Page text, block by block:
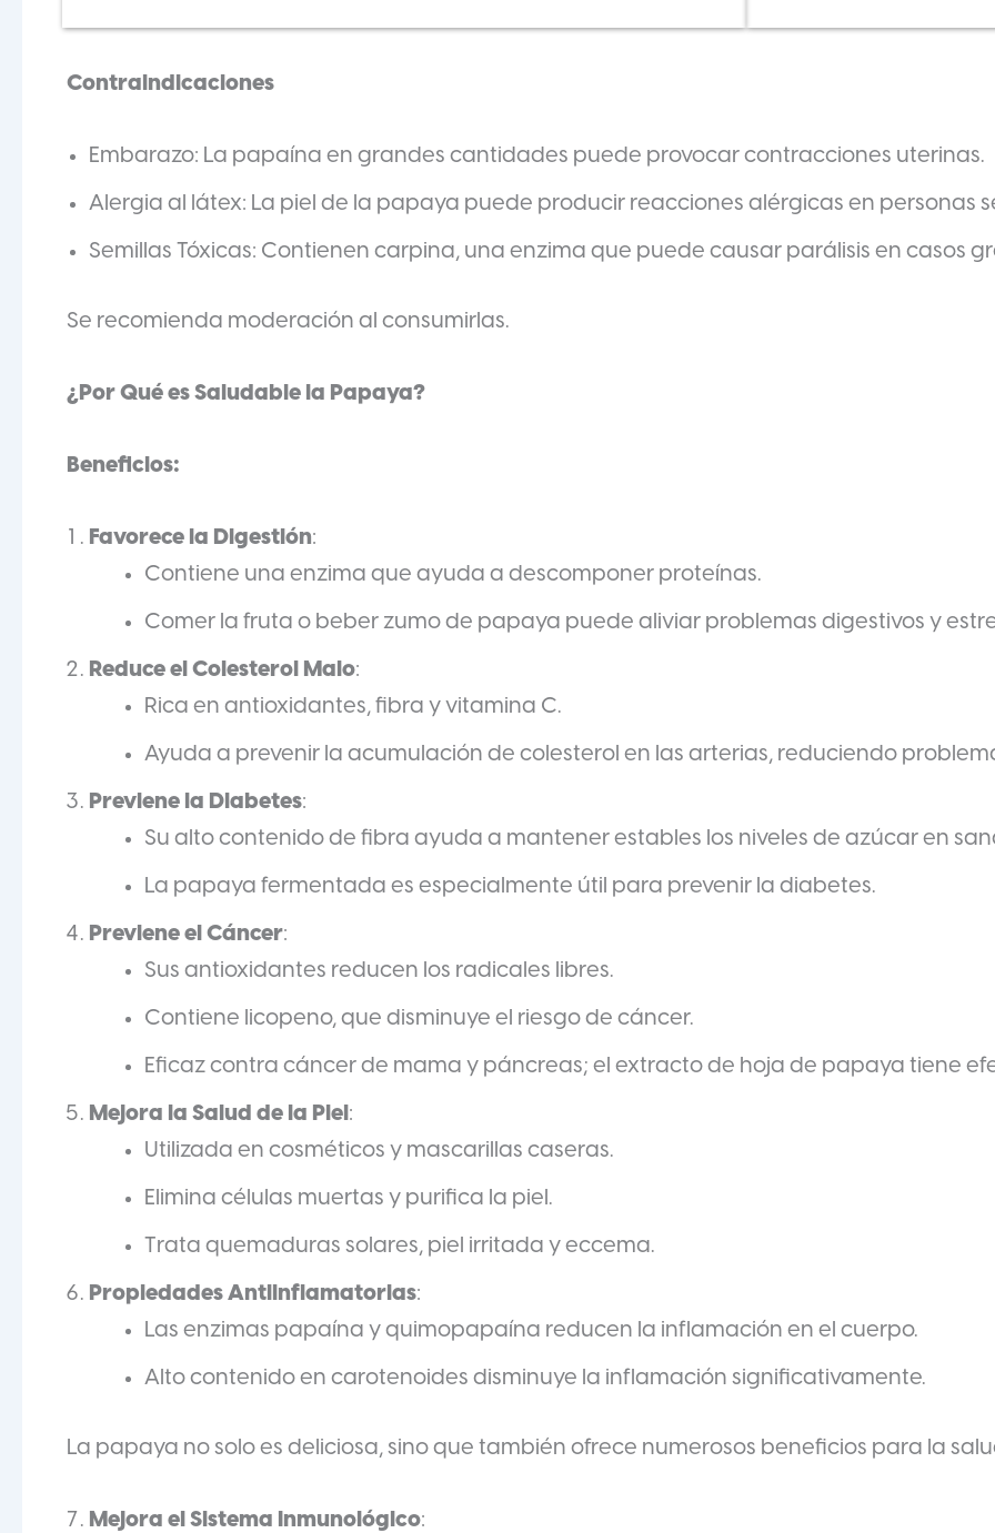
Contraindicaciones
Embarazo: La papaína en grandes cantidades puede provocar contracciones uterinas.
Alergia al látex: La piel de la papaya puede producir reacciones alérgicas en personas
Semillas Tóxicas: Contienen carpina, una enzima que puede causar parálisis en casos
Se recomienda moderación al consumirlas.
¿Por Qué es Saludable la Papaya?
Beneficios:
Favorece la Digestión:
Contiene una enzima que ayuda a descomponer proteínas.
Comer la fruta o beber zumo de papaya puede aliviar problemas digestivos y
Reduce el Colesterol Malo:
Rica en antioxidantes, fibra y vitamina C.
Ayuda a prevenir la acumulación de colesterol en las arterias, reduciendo
Previene la Diabetes:
Su alto contenido de fibra ayuda a mantener estables los niveles de azúcar en
La papaya fermentada es especialmente útil para prevenir la diabetes.
Previene el Cáncer:
Sus antioxidantes reducen los radicales libres.
Contiene licopeno, que disminuye el riesgo de cáncer.
Eficaz contra cáncer de mama y páncreas; el extracto de hoja de papaya tiene
Mejora la Salud de la Piel :
Utilizada en cosméticos y mascarillas caseras.
Elimina células muertas y purifica la piel.
Trata quemaduras solares, piel irritada y eccema.
Propiedades Antiinflamatorias:
Las enzimas papaína y quimopapaína reducen la inflamación en el cuerpo.
Alto contenido en carotenoides disminuye la inflamación significativamente.
La papaya no solo es deliciosa, sino que también ofrece numerosos beneficios para la
Mejora el Sistema Inmunológico: